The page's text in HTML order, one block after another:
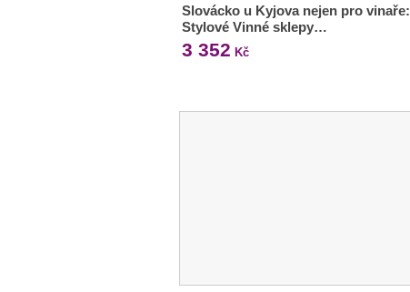
Slovácko u Kyjova nejen pro vinaře:
Stylové Vinné sklepy…
3 352 Kč